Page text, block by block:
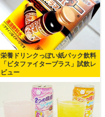
栄養ドリンクっぽい紙パック飲料
「ビタファイタープラス」試飲レ
ビュー